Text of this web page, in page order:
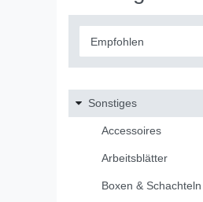
Sonstiges
Accessoires
Arbeitsblätter
Boxen & Schachteln